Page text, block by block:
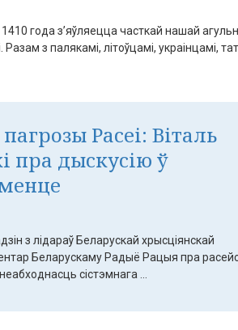
1410 года з’яўляецца часткай нашай
Разам з палякамі, літоўцамі, украінцамі,
Расеі: Віталь
пра дыскусію ў
з лідараў Беларускай хрысціянскай
Беларускаму Радыё Рацыя пра
сістэмнага ...